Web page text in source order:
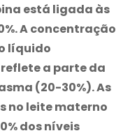
está ligada às
A concentração
líquido
a parte da
(20-30%). As
no leite materno
dos níveis